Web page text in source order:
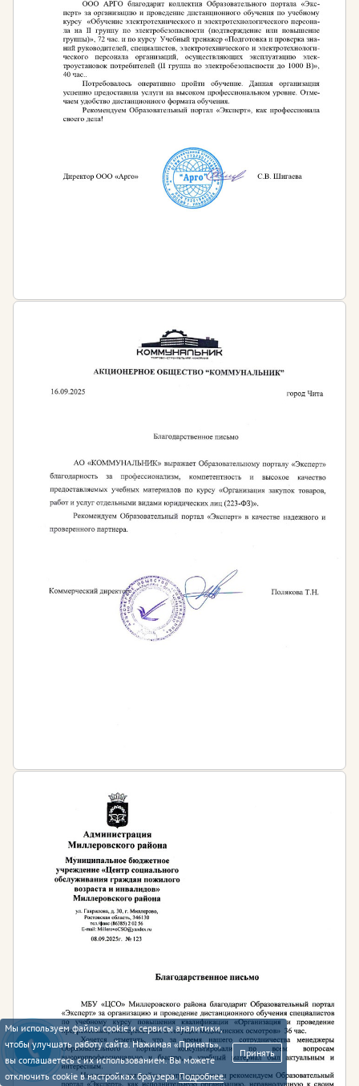
Мы используем файлы cookie и сервисы аналитики,
чтобы улучшать работу сайта. Нажимая «Принять»,
вы соглашаетесь с их использованием. Вы можете
отключить cookie в настройках браузера.Подробнее.
Принять